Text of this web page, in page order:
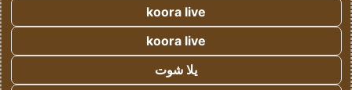
koora live
koora live
يلا شوت